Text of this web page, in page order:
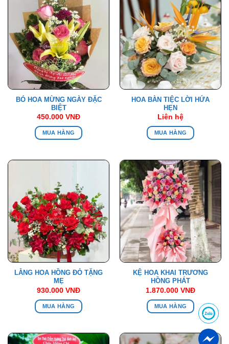
BÓ HOA MỪNG NGÀY ĐẶC
BIỆT
450.000 VNĐ
MUA HÀNG
HOA BÀN TIỆC LỜI HỨA
HẸN
Liên hệ
MUA HÀNG
LẴNG HOA HỒNG ĐỎ TẶNG
MẸ
930.000 VNĐ
MUA HÀNG
KỆ HOA KHAI TRƯƠNG
HỒNG PHÁT
1.870.000 VNĐ
MUA HÀNG